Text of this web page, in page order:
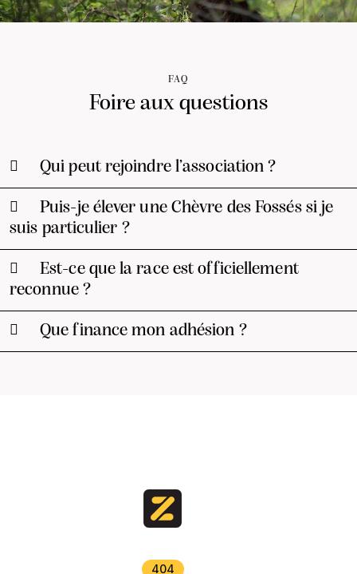
FAQ
Foire aux questions
Qui peut rejoindre l’association ?
Puis-je élever une Chèvre des Fossés si je
suis particulier ?
Est-ce que la race est officiellement
reconnue ?
Que finance mon adhésion ?